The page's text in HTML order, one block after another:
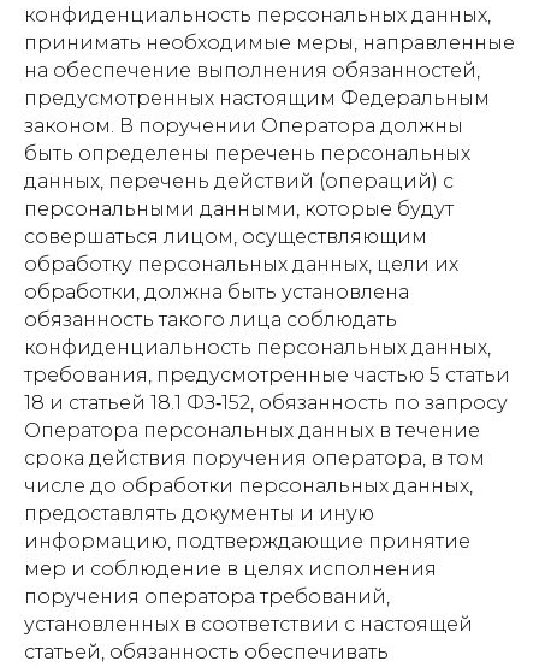
конфиденциальность персональных данных,
принимать необходимые меры, направленные
на обеспечение выполнения обязанностей,
предусмотренных настоящим Федеральным
законом. В поручении Оператора должны
быть определены перечень персональных
данных, перечень действий (операций) с
персональными данными, которые будут
совершаться лицом, осуществляющим
обработку персональных данных, цели их
обработки, должна быть установлена
обязанность такого лица соблюдать
конфиденциальность персональных данных,
требования, предусмотренные частью 5 статьи
18 и статьей 18.1 ФЗ‑152, обязанность по запросу
Оператора персональных данных в течение
срока действия поручения оператора, в том
числе до обработки персональных данных,
предоставлять документы и иную
информацию, подтверждающие принятие
мер и соблюдение в целях исполнения
поручения оператора требований,
установленных в соответствии с настоящей
статьей, обязанность обеспечивать